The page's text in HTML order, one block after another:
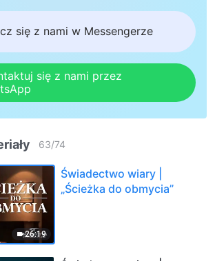
się z nami w Messengerze
się z nami przez
63/74
26:19
Świadectwo wiary |
„Ścieżka do obmycia”